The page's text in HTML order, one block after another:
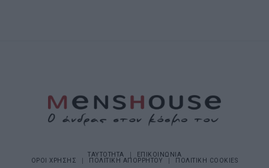
ΤΑΥΤΟΤΗΤΑ
ΕΠΙΚΟΙΝΩΝΙΑ
ΟΡΟΙ ΧΡΗΣΗΣ
ΠΟΛΙΤΙΚΗ ΑΠΟΡΡΗΤΟΥ ΠΟΛΙΤΙΚΗ COOKIES